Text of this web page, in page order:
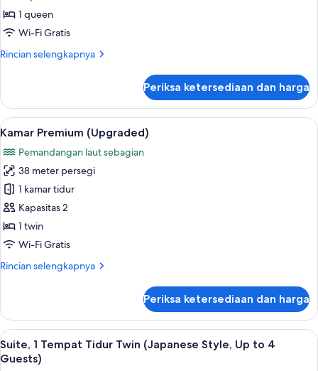
Floor)
Tempat
Tidur
(Cosy)
1 queen
Wi-Fi Gratis
Rincian selengkapnya
Rincian
Kamar,
Tempat
Queen
(Cosy)
Periksa ketersediaan dan harga
Lihat
semua
foto
untuk
Kamar
Premium
(Upgraded)
Minibar, brankas, meja kerja, dan
5
Kamar Premium (Upgraded)
Pemandangan laut sebagian
38 meter persegi
1 kamar tidur
Kapasitas 2
1 twin
Wi-Fi Gratis
Rincian selengkapnya
Rincian
Kamar
Premium
(Upgraded)
Periksa ketersediaan dan harga
Lihat
semua
Minibar, brankas, meja kerja, dan
2
Suite, 1 Tempat Tidur Twin (Japanese Style, Up to 4
Guests)